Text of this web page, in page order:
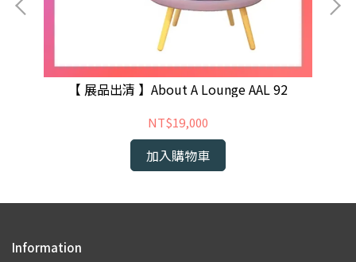
【 展品出清 】About A Lounge AAL 92
NT$19,000
加入購物車
Information